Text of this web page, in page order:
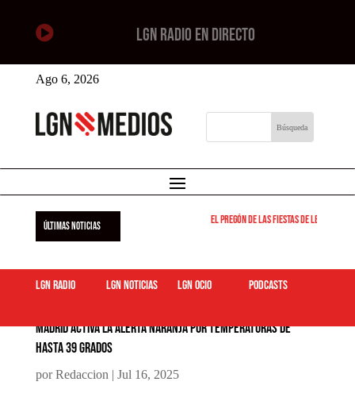
 LGN RADIO EN DIRECTO
Ago 6, 2026
ÚLTIMAS NOTICIAS El pregón de las fiestas de Leganés
LGN Radio LGN Noticias LGN ocio podcasts
Madrid activa la alerta naranja por temperaturas de
hasta 39 grados
porRedaccion| Jul 16, 2025